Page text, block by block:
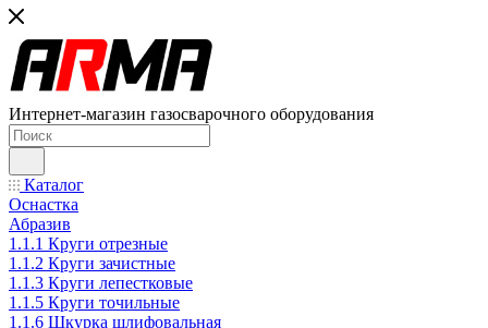
Интернет-магазин газосварочного оборудования
Каталог
Оснастка
Абразив
1.1.1 Круги отрезные
1.1.2 Круги зачистные
1.1.3 Круги лепестковые
1.1.5 Круги точильные
1.1.6 Шкурка шлифовальная